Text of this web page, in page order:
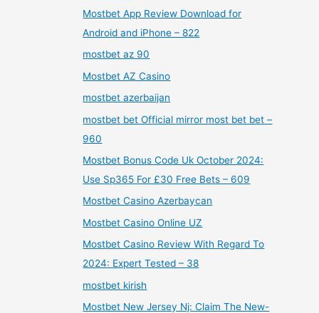
Mostbet App Review Download for
Android and iPhone – 822
mostbet az 90
Mostbet AZ Casino
mostbet azerbaijan
mostbet bet Official mirror most bet bet –
960
Mostbet Bonus Code Uk October 2024:
Use Sp365 For £30 Free Bets – 609
Mostbet Casino Azerbaycan
Mostbet Casino Online UZ
Mostbet Casino Review With Regard To
2024: Expert Tested – 38
mostbet kirish
Mostbet New Jersey Nj: Claim The New-